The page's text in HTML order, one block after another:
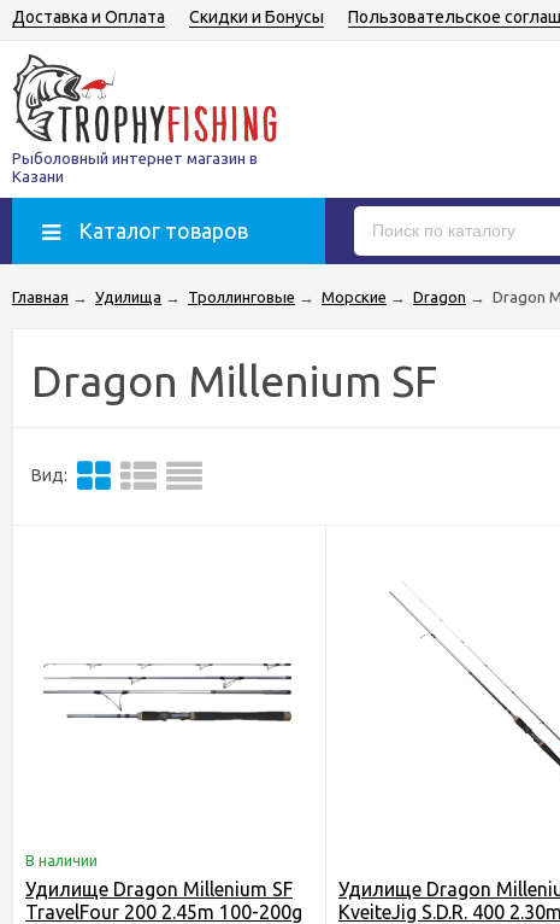
Доставка и Оплата Скидки и Бонусы Пользовательское
Рыболовный интернет магазин в
Казани
Каталог товаров
Главная → Удилища → Троллинговые → Морские → Dragon → Dragon
Dragon Millenium SF
Вид:
В наличии
Удилище Dragon Millenium SF
TravelFour 200 2.45m 100-200g
Удилище Dragon
KveiteJig S.D.R. 400